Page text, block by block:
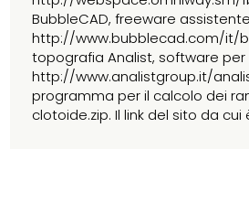
BubbleCAD, freeware
http://www.bubblecad.com/it/
topografia Analist, software
http://www.analistgroup.it/
programma per il calcolo dei
clotoide.zip. Il link del sito da cui